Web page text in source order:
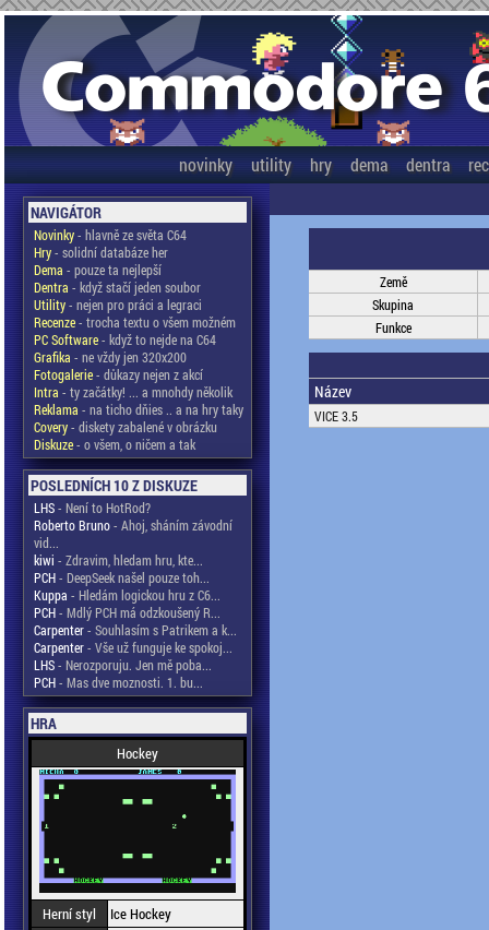
novinky utility hry dema dentra
NAVIGÁTOR
Novinky- hlavně ze světa C64
Hry- solidní databáze her
Dema - pouze ta nejlepší
Dentra - když stačí jeden soubor
Utility- nejen pro práci a legraci
Recenze- trocha textu o všem možném
PC Software- když to nejde na C64
Grafika - ne vždy jen 320x200
Fotogalerie- důkazy nejen z akcí
Intra - ty začátky! ... a mnohdy několik
Reklama - na ticho dňies .. a na hry taky
Covery- diskety zabalené v obrázku
Diskuze- o všem, o ničem a tak
POSLEDNÍCH 10 Z DISKUZE
LHS- Není to HotRod?
Roberto Bruno- Ahoj, sháním závodní
vid...
kiwi - Zdravim, hledam hru, kte...
PCH- DeepSeek našel pouze toh...
Kuppa - Hledám logickou hru z C6...
PCH- Mdlý PCH má odzkoušený R...
Carpenter- Souhlasím s Patrikem a k...
Carpenter- Vše už funguje ke spokoj...
LHS- Nerozporuju. Jen mě poba...
PCH- Mas dve moznosti. 1. bu...
HRA
Hockey
Herní styl
Ice Hockey
Země
Skupina
Funkce
Název
VICE 3.5